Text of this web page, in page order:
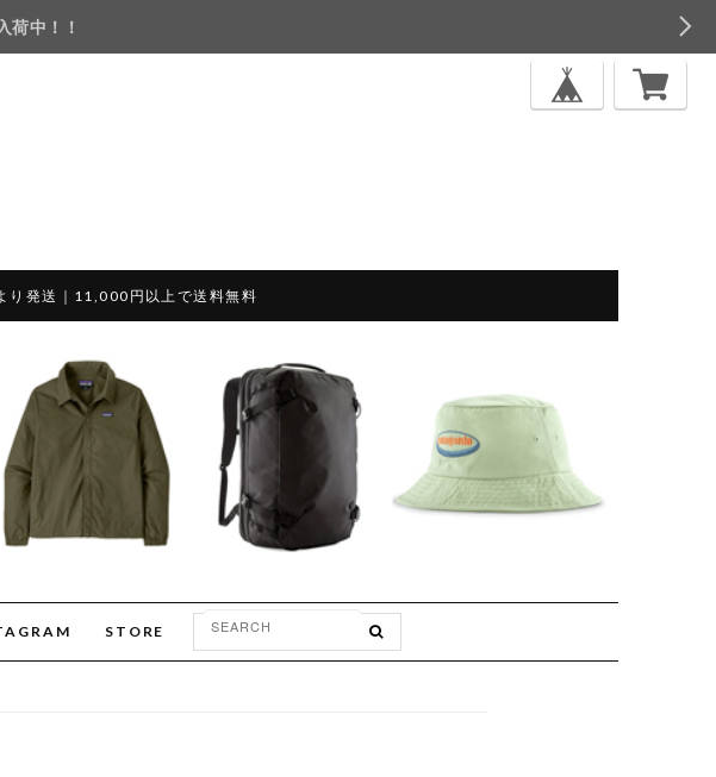
中！！
り発送｜11,000円以上で送料無料
STORE